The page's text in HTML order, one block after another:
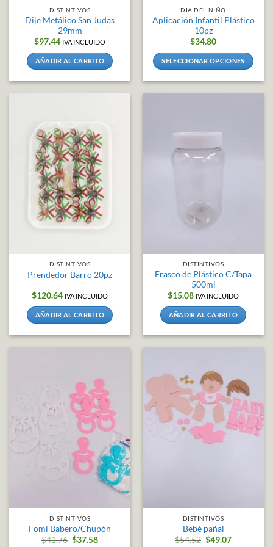
DISTINTIVOS
Dije Metálico San Judas
29mm
$97.44 IVA INCLUIDO
AÑADIR AL CARRITO
DÍA DEL NIÑO
Aplicación Infantil Plástico
10pz
$34.80
SELECCIONAR OPCIONES
opciones
en
la
producto
DISTINTIVOS
Prendedor Barro 20pz
$120.64 IVA INCLUIDO
AÑADIR AL CARRITO
DISTINTIVOS
Frasco de Plástico C/Tapa
500ml
$15.08 IVA INCLUIDO
AÑADIR AL CARRITO
DISTINTIVOS
Fomi Babero/Chupón
$41.76 $37.58
DISTINTIVOS
Bebé pañal
$54.52 $49.07